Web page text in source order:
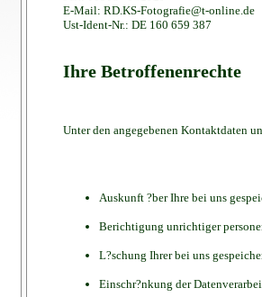
E-Mail: RD.KS-Fotografie@t-online.de
Ust-Ident-Nr.: DE 160 659 387
Ihre Betroffenenrechte
Unter den angegebenen Kontaktdaten
Auskunft ?ber Ihre bei uns
Berichtigung unrichtiger
L?schung Ihrer bei uns
Einschr?nkung der